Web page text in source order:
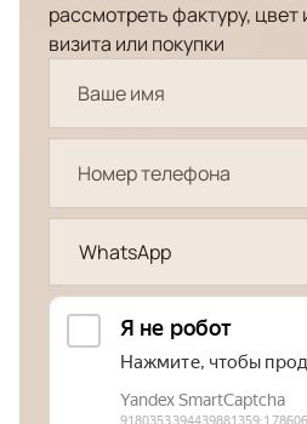
рассмотреть фактуру, цвет
визита или покупки
WhatsApp